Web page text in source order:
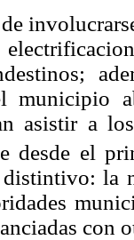
municipio
asistir a
desde el
la
con